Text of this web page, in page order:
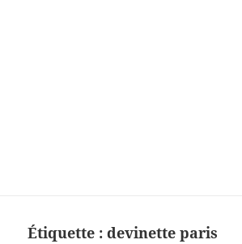
devinettes, pour enfants.
Étiquette :devinette paris